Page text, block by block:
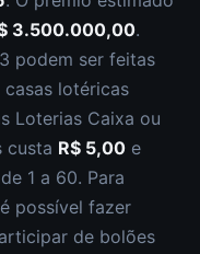
3.500.000,00.
podem ser feitas
lotéricas
Loterias Caixa ou
custa R$ 5,00 e
1 a 60. Para
possível fazer
de bolões